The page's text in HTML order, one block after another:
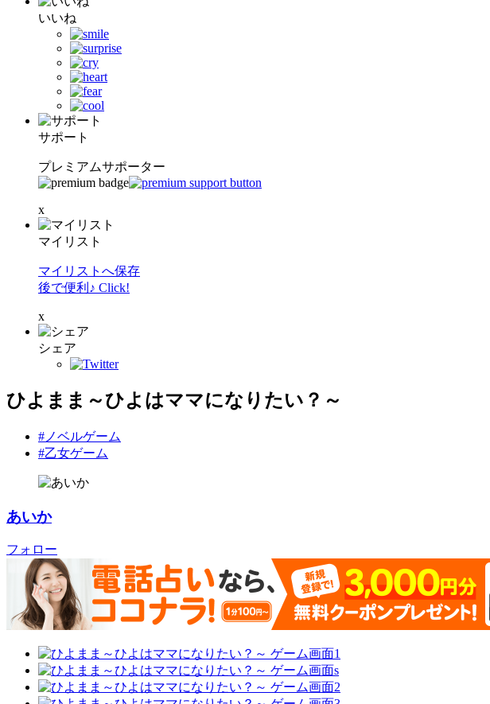
いいね
サポート
プレミアムサポーター
x
マイリスト
マイリストへ保存
後で便利♪ Click!
x
シェア
ひよまま～ひよはママになりたい？～
#ノベルゲーム
#乙女ゲーム
あいか
フォロー